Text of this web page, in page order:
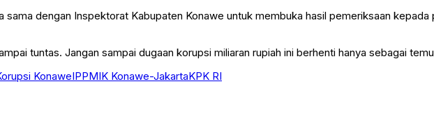
sama dengan Inspektorat Kabupaten Konawe untuk membuka hasil pemeriksaan
tuntas. Jangan sampai dugaan korupsi miliaran rupiah ini berhenti hanya sebagai
KonaweIPPMIK Konawe-JakartaKPK RI